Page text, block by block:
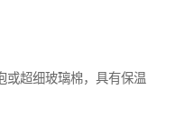
或超细玻璃棉，具有保温